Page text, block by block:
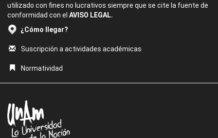
utilizado con fines no lucrativos siempre que se cite la fuente de
conformidad con el AVISO LEGAL.
¿Cómo llegar?
Suscripción a actividades académicas
Normatividad